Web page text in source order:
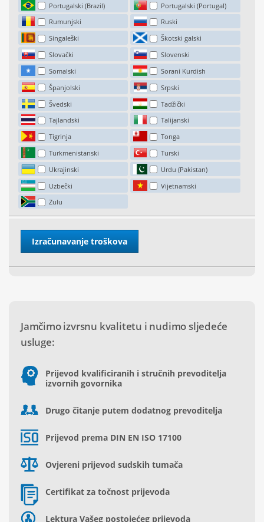
Portugalski (Brazil)
Portugalski (Portugal)
Rumunjski
Ruski
Singaleški
Škotski galski
Slovački
Slovenski
Somalski
Sorani Kurdish
Španjolski
Srpski
Švedski
Tadžički
Tajlandski
Talijanski
Tigrinja
Tonga
Turkmenistanski
Turski
Ukrajinski
Urdu (Pakistan)
Uzbečki
Vijetnamski
Zulu
Jamčimo izvrsnu kvalitetu i nudimo sljedeće
usluge:
Prijevod kvalificiranih i stručnih prevoditelja
izvornih govornika
Drugo čitanje putem dodatnog prevoditelja
Prijevod prema DIN EN ISO 17100
Ovjereni prijevod sudskih tumača
Certifikat za točnost prijevoda
Lektura Vašeg postojećeg prijevoda